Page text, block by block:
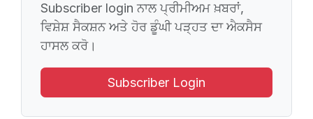
Subscriber login ਨਾਲ ਪ੍ਰੀਮੀਅਮ ਖ਼ਬਰਾਂ,
ਵਿਸ਼ੇਸ਼ ਸੈਕਸ਼ਨ ਅਤੇ ਹੋਰ ਡੂੰਘੀ ਪੜ੍ਹਤ ਦਾ ਐਕਸੈਸ
ਹਾਸਲ ਕਰੋ।
Subscriber Login